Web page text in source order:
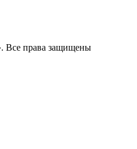
Все права защищены